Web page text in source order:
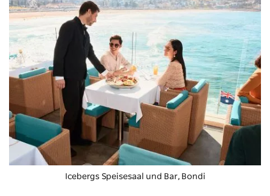
Icebergs Speisesaal und Bar, Bondi